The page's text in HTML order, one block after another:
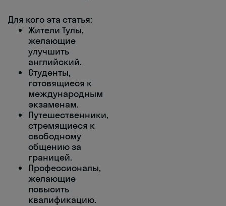
Для кого эта статья:
Жители Тулы,
желающие
улучшить
английский.
Студенты,
готовящиеся к
международным
экзаменам.
Путешественники,
стремящиеся к
свободному
общению за
границей.
Профессионалы,
желающие
повысить
квалификацию.